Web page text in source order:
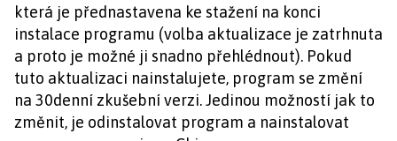
která je přednastavena ke stažení na konci
instalace programu (volba aktualizace je zatrhnuta
a proto je možné ji snadno přehlédnout). Pokud
tuto aktualizaci nainstalujete, program se změní
na 30denní zkušební verzi. Jedinou možností jak to
změnit, je odinstalovat program a nainstalovat